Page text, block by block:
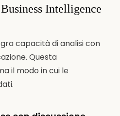
Intelligence
capacità di analisi con
Questa
il modo in cui le